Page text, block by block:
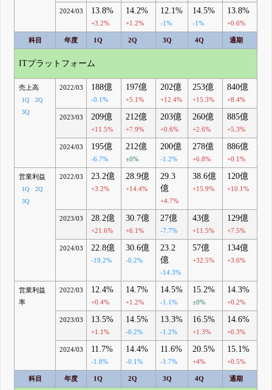
2024/03 13.8%
+3.2%
14.2%
+1.2%
12.1%
-1%
14.5%
-1%
13.8%
+0.6%
科目 年度 1Q 2Q 3Q 4Q 通期
ITプラットフォーム
売上高
1Q
2Q
3Q
2022/03 188億
-0.1%
197億
+5.1%
202億
+12.4%
253億
+15.3%
840億
+8.4%
2023/03 209億
+11.5%
212億
+7.9%
203億
+0.6%
260億
+2.6%
885億
+5.3%
2024/03 195億
-6.7%
212億
±0%
200億
-1.2%
278億
+6.8%
886億
+0.1%
営業利益
1Q
2Q
3Q
2022/03 23.2億
+3.2%
28.9億
+14.4%
29.3
億
+4.7%
38.6億
+15.9%
120億
+10.1%
2023/03 28.2億
+21.6%
30.7億
+6.1%
27億
-7.7%
43億
+11.5%
129億
+7.5%
2024/03 22.8億
-19.2%
30.6億
-0.2%
23.2
億
-14.3%
57億
+32.5%
134億
+3.6%
営業利益
率
2022/03 12.4%
+0.4%
14.7%
+1.2%
14.5%
-1.1%
15.2%
±0%
14.3%
+0.2%
2023/03 13.5%
+1.1%
14.5%
-0.2%
13.3%
-1.2%
16.5%
+1.3%
14.6%
+0.3%
2024/03 11.7%
-1.8%
14.4%
-0.1%
11.6%
-1.7%
20.5%
+4%
15.1%
+0.5%
科目 年度 1Q 2Q 3Q 4Q 通期